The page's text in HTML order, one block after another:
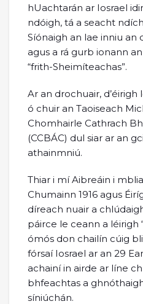
hUachtarán ar Iosrael
ndóigh, tá a seacht
Síónaigh an lae inniu an
agus a rá gurb ionann
“frith-Sheimíteachas”.
Ar an drochuair,
ó chuir an Taoiseach
Chomhairle Cathrach
(CCBÁC) dul siar ar an
athainmniú.
Thiar i mí Aibreáin i
Chumainn 1916 agus
díreach nuair a
páirce le ceann a léirigh
ómós don chailín cúig
fórsaí Iosrael ar an 29
achainí in airde ar líne
bhfeachtas a
síniúchán.